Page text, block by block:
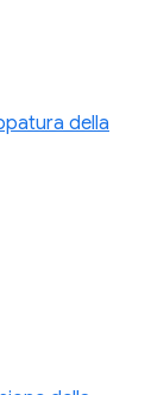
della